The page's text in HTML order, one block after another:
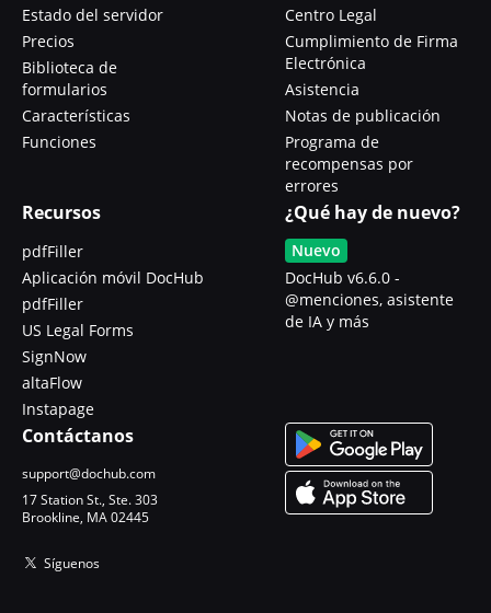
Estado del servidor
Precios
Biblioteca de
formularios
Características
Funciones
Centro Legal
Cumplimiento de Firma
Electrónica
Asistencia
Notas de publicación
Programa de
recompensas por
errores
Recursos
pdfFiller
Aplicación móvil DocHub
pdfFiller
US Legal Forms
SignNow
altaFlow
Instapage
¿Qué hay de nuevo?
Nuevo
DocHub v6.6.0 -
@menciones, asistente
de IA y más
Contáctanos
support@dochub.com
17 Station St., Ste. 303
Brookline, MA 02445
Síguenos